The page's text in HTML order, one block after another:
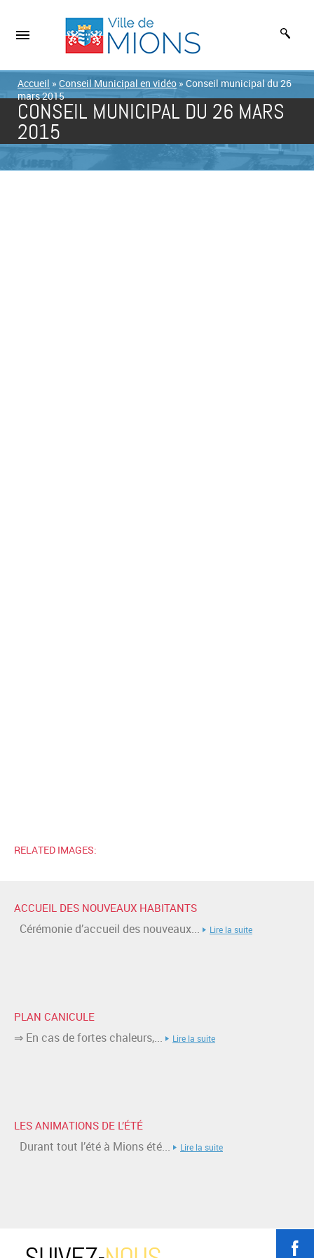
Accueil » Conseil Municipal en vidéo » Conseil municipal du 26
mars 2015
CONSEIL MUNICIPAL DU 26 MARS
2015
RELATED IMAGES:
ACCUEIL DES NOUVEAUX HABITANTS
Cérémonie d’accueil des nouveaux... Lire la suite
PLAN CANICULE
⇒ En cas de fortes chaleurs,... Lire la suite
LES ANIMATIONS DE L’ÉTÉ
Durant tout l’été à Mions été... Lire la suite